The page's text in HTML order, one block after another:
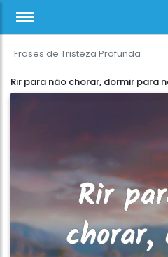
Frases de Tristeza Profunda
Rir para não chorar, dormir para